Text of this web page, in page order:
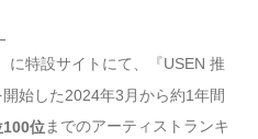
に特設サイトにて、『USEN 推
始した2024年3月から約1年間
100位までのアーティストランキ